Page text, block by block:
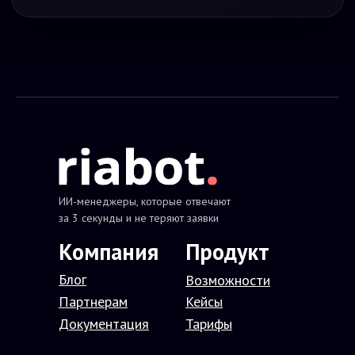
Возможности
Тарифы
Кейсы
Продукт
Партнерам
Документация
Блог
Компания
ИИ-менеджеры, которые отвечают
за 3 секунды и не теряют заявки